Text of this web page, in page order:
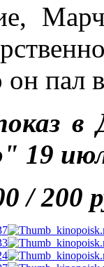
пал
в
19
/ 200